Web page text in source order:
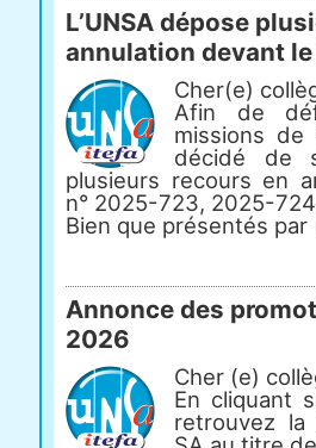
L’UNSA dépose
annulation devant le
Cher(e)
Afin de
missions de
décidé de
plusieurs recours en
n° 2025-723, 2025-
Bien que présentés par
Annonce des
2026
Cher (e)
En cliquant
retrouvez la